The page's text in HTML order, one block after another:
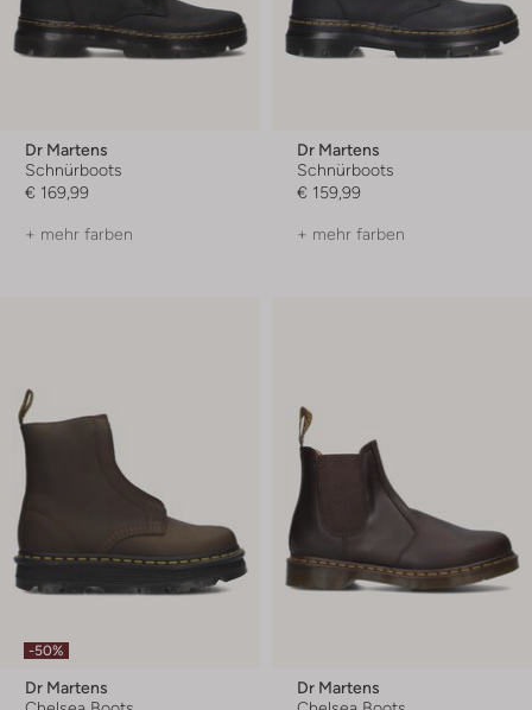
Dr Martens
Schnürboots
€ 169,99
+ mehr farben
Dr Martens
Schnürboots
€ 159,99
+ mehr farben
-50%
Dr Martens
Dr Martens